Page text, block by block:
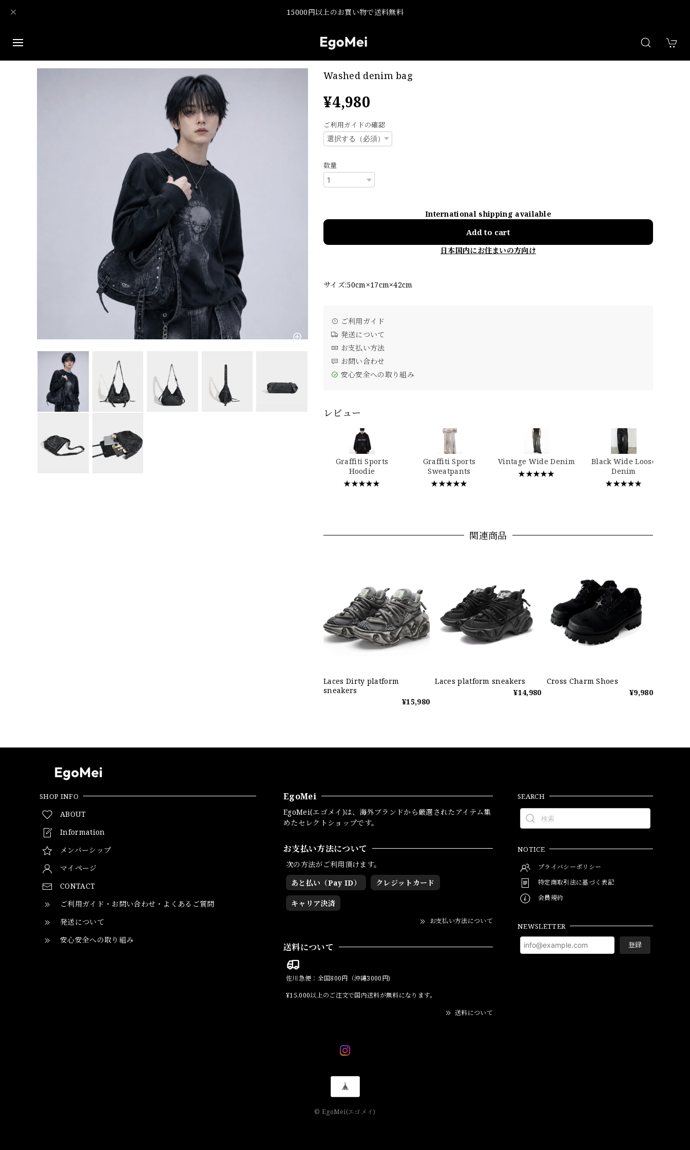
15000円以上のお買い物で送料無料
Washed denim bag
¥4,980
ご利用ガイドの確認
数量
International shipping available
Add to cart
日本国内にお住まいの方向け
サイズ:50cm×17cm×42cm
ご利用ガイド
発送について
お支払い方法
お問い合わせ
安心安全への取り組み
レビュー
Graffiti Sports
Hoodie
★★★★★
Graffiti Sports
Sweatpants
★★★★★
Vintage Wide Denim
★★★★★
Black Wide Loose
Denim
★★★★★
関連商品
Laces Dirty platform
sneakers
¥15,980
Laces platform sneakers
¥14,980
Cross Charm Shoes
¥9,980
SHOP INFO
ABOUT
Information
メンバーシップ
マイページ
CONTACT
ご利用ガイド・お問い合わせ・よくあるご質問
発送について
安心安全への取り組み
EgoMei
EgoMei(エゴメイ)は、海外ブランドから厳選されたアイテム集
めたセレクトショップです。
お支払い方法について
次の方法がご利用頂けます。
あと払い（Pay ID）
クレジットカード
キャリア決済
お支払い方法について
送料について
佐川急便：全国800円（沖縄3000円)
¥15,000以上のご注文で国内送料が無料になります。
送料について
SEARCH
NOTICE
プライバシーポリシー
特定商取引法に基づく表記
会員規約
NEWSLETTER
登録
© EgoMei(エゴメイ)